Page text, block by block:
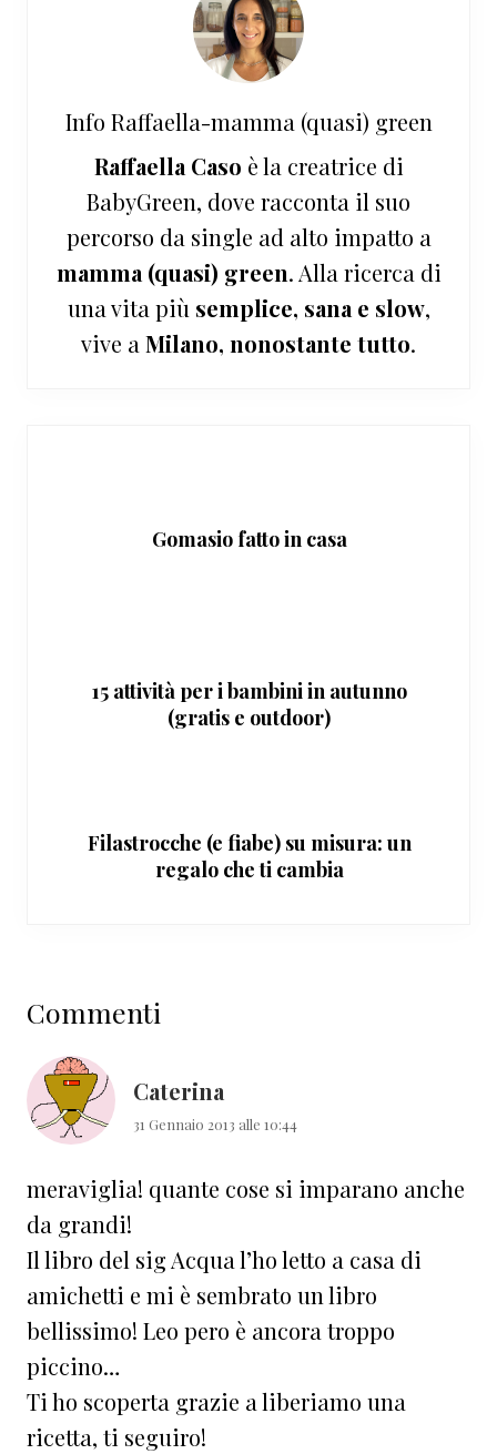
Info Raffaella-mamma (quasi) green
Raffaella Caso è la creatrice di
BabyGreen, dove racconta il suo
percorso da single ad alto impatto a
mamma (quasi) green. Alla ricerca di
una vita più semplice, sana e slow,
vive a Milano, nonostante tutto.
Gomasio fatto in casa
15 attività per i bambini in autunno
(gratis e outdoor)
Filastrocche (e fiabe) su misura: un
regalo che ti cambia
del
lettore
Commenti
Caterina
31 Gennaio 2013 alle 10:44
meraviglia! quante cose si imparano anche
da grandi!
Il libro del sig Acqua l’ho letto a casa di
amichetti e mi è sembrato un libro
bellissimo! Leo pero è ancora troppo
piccino…
Ti ho scoperta grazie a liberiamo una
ricetta, ti seguiro!